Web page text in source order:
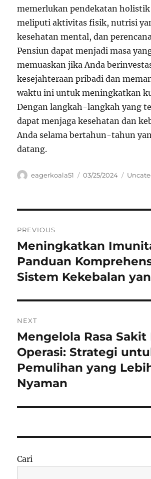
memerlukan pendekatan
meliputi aktivitas fisik, nutrisi
kesehatan mental, dan
Pensiun dapat menjadi masa
memuaskan jika Anda
kesejahteraan pribadi dan
waktu ini untuk meningkatkan
Dengan langkah-langkah yang
dapat menjaga kesehatan dan
Anda selama bertahun-tahun
datang.
Author
eagerkoala51
Posted
03/25/2024
pos
PREVIOUS
Previous
post:
Meningkatkan
Panduan
Sistem Kekebalan
NEXT
Next
post:
Mengelola Rasa Sakit
Operasi: Strategi
Pemulihan yang
Nyaman
Cari